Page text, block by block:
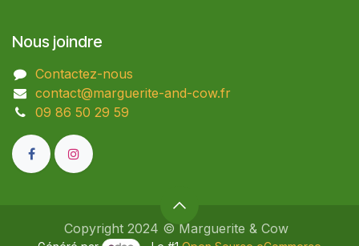
Nous joindre
Contactez-nous
contact@marguerite-and-cow.fr
09 86 50 29 59​
Copyright 2024 © Marguerite & Cow